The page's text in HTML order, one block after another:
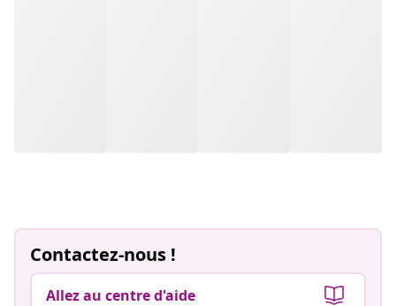
Contactez-nous !
Allez au centre d'aide